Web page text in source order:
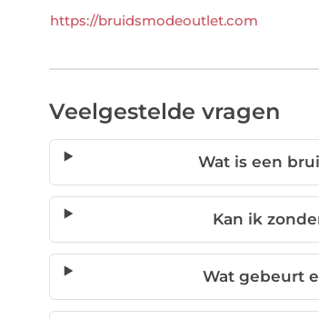
https://bruidsmodeoutlet.com
Veelgestelde vragen
Wat is een
Kan ik
Wat gebeurt